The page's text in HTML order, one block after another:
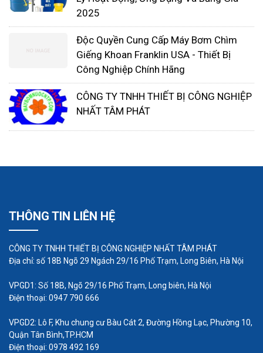
Máy thổi khí con sò 1 tầng cánh:
mà đầu thổi khí chỉ sử dụng duy nhất một cánh để
yếu nên nếu muốn sử dụng cùng công suất
nhưng áp lực mạnh hơn bạn cần phải dùng máy
2025
Độc Quyền Cung Cấp Máy Bơm Chìm
Giếng Khoan Franklin USA - Thiết Bị
Công Nghiệp Chính Hãng
CÔNG TY TNHH THIẾT BỊ CÔNG NGHIỆP
NHẤT TÂM PHÁT
THÔNG TIN LIÊN HỆ
CÔNG TY TNHH THIẾT BỊ CÔNG NGHIỆP NHẤT TÂM PHÁT
Địa chỉ: số 18B Ngõ 29 Ngách 29/16 Phố Trạm, Long Biên, Hà Nội
VPGD1: Số 18B, Ngõ 29/16 Phố Trạm, Long biên, Hà Nội
Điện thoại: 0947 790 666
VPGD2: Lô F, Khu chung cư Bàu Cát 2, Đường Hồng Lạc, Phường 10,
Quận Tân Bình,TP.HCM
Điện thoại: 0978 492 169